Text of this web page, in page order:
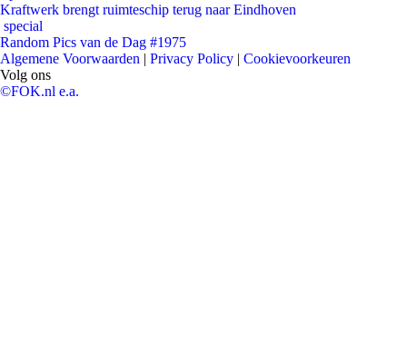
Kraftwerk brengt ruimteschip terug naar Eindhoven
special
Random Pics van de Dag #1975
Algemene Voorwaarden | Privacy Policy | Cookievoorkeuren
Volg ons
©FOK.nl e.a.